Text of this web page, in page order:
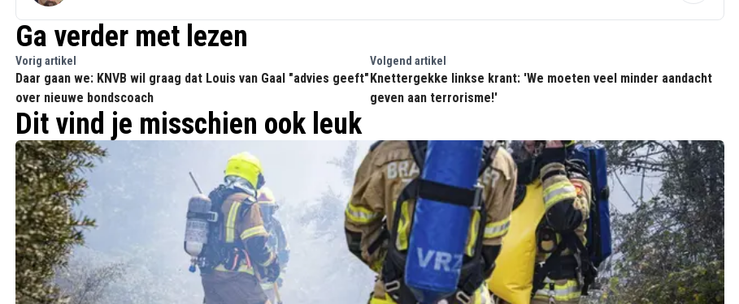
Ga verder met lezen
Vorig artikel
Daar gaan we: KNVB wil graag dat Louis van Gaal "advies geeft"
over nieuwe bondscoach
Volgend artikel
Knettergekke linkse krant: 'We moeten veel minder aandacht
geven aan terrorisme!'
Dit vind je misschien ook leuk